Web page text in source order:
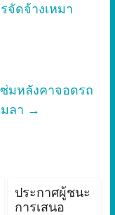
จัดจ้างเหมา
มหลังคาจอดรถ
ลา →
ประกาศผู้ชนะ
การเสนอ